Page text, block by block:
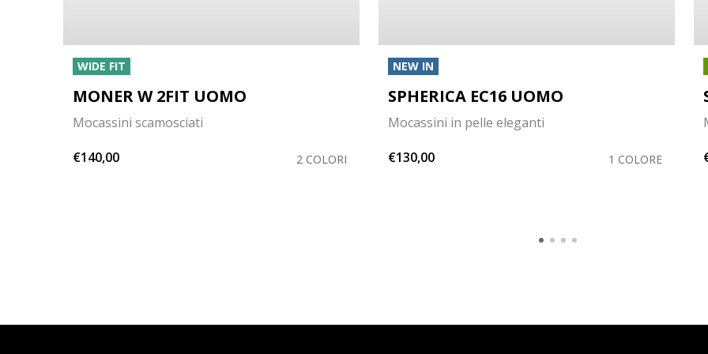
WIDE FIT
MONER W 2FIT UOMO
Mocassini scamosciati
€140,00
2 COLORI
NEW IN
SPHERICA EC16 UOMO
Mocassini in pelle eleganti
€130,00
1 COLORE